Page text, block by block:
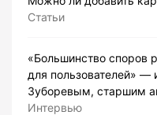
Статьи
«Большинство споров
для пользователей» —
Зуборевым, старшим
Интервью